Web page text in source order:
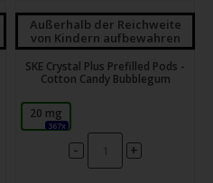
Außerhalb der Reichweite
von Kindern aufbewahren
SKE Crystal Plus Prefilled Pods -
Cotton Candy Bubblegum
20 mg
367x
- +